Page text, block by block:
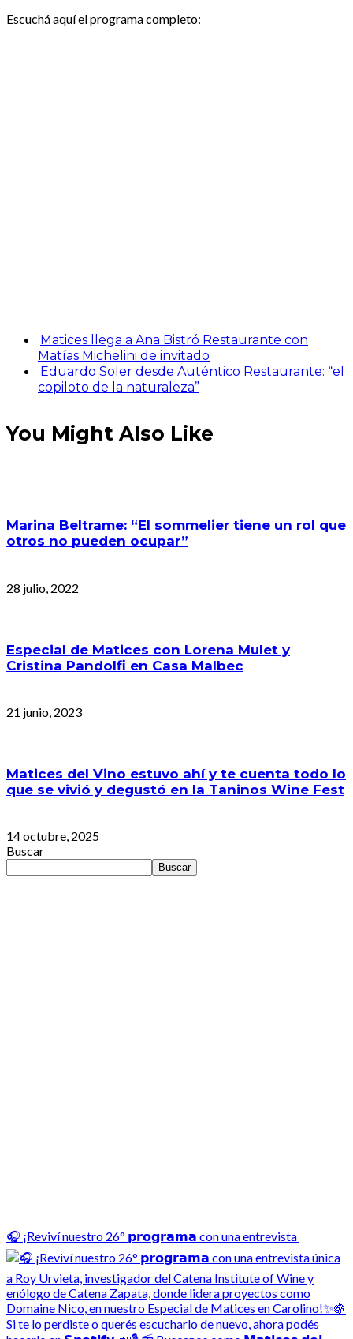
Escuchá aquí el programa completo:
Matices llega a Ana Bistró Restaurante con
Matías Michelini de invitado
Eduardo Soler desde Auténtico Restaurante: “el
copiloto de la naturaleza”
You Might Also Like
Marina Beltrame: “El sommelier tiene un rol que
otros no pueden ocupar”
28 julio, 2022
Especial de Matices con Lorena Mulet y
Cristina Pandolfi en Casa Malbec
21 junio, 2023
Matices del Vino estuvo ahí y te cuenta todo lo
que se vivió y degustó en la Taninos Wine Fest
14 octubre, 2025
Buscar
Buscar
🎧 ¡Reviví nuestro 26° 𝗽𝗿𝗼𝗴𝗿𝗮𝗺𝗮 con una entrevista